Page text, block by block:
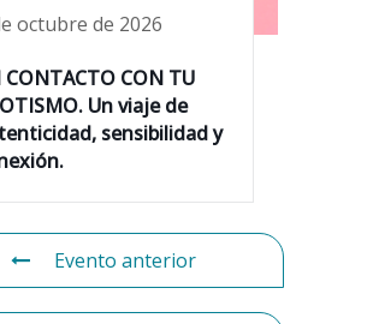
octubre de 2026
CONTACTO CON TU
Un viaje de
sensibilidad y
Evento anterior